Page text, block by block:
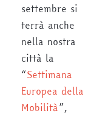
settembre si
terrà anche
nella nostra
città la
“Settimana
Europea della
Mobilità”,